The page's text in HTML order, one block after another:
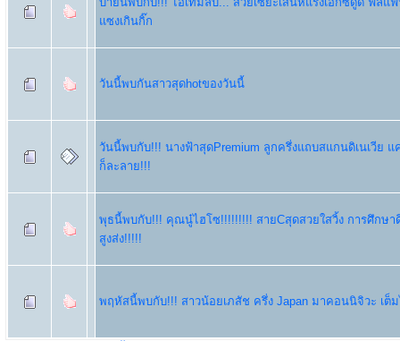
แซงเกินกิ๊ก
วันนี้พบกันสาวสุดhotของวันนี้
วันนี้พบกับ!!! นางฟ้าสุดPremium ลูกครึ่งแถบสแกนดิเนเวีย แ
ก็ละลาย!!!
พุธนี้พบกับ!!! คุณนู๋ไฮโซ!!!!!!!!! สายCสุดสวยใสวิ้ง การศึกษ
สูงส่ง!!!!!
พฤหัสนี้พบกับ!!! สาวน้อยเภสัช ครึ่ง Japan มาคอนนิจิวะ เต็